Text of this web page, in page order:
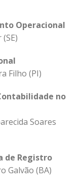
Operacional
Filho (PI)
no
Soares
de Registro
Galvão (BA)